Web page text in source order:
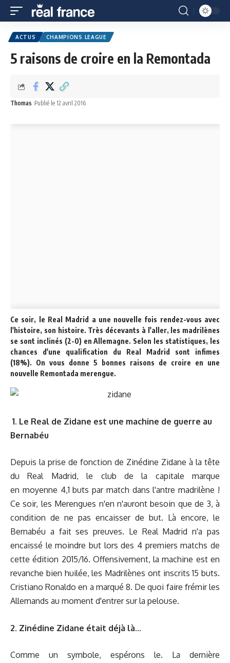
ACTUS CHAMPIONS LEAGUE
5 raisons de croire en la Remontada
Thomas Publié le 12 avril 2016
Ce soir, le Real Madrid a une nouvelle fois rendez-vous avec
l'histoire, son histoire. Très décevants à l'aller, les madrilènes
se sont inclinés (2-0) en Allemagne. Selon les statistiques, les
chances d'une qualification du Real Madrid sont infimes
(18%). On vous donne 5 bonnes raisons de croire en une
nouvelle Remontada merengue.
1. Le Real de Zidane est une machine de guerre au
Bernabéu
Depuis la prise de fonction de Zinédine Zidane à la tête
du Real Madrid, le club de la capitale marque
en moyenne 4,1 buts par match dans l'antre madrilène !
Ce soir, les Merengues n'en n'auront besoin que de 3, à
condition de ne pas encaisser de but. Là encore, le
Bernabéu a fait ses preuves. Le Real Madrid n'a pas
encaissé le moindre but lors des 4 premiers matchs de
cette édition 2015/16. Offensivement, la machine est en
revanche bien huilée, les Madrilènes ont inscrits 15 buts.
Cristiano Ronaldo en a marqué 8. De quoi faire frémir les
Allemands au moment d'entrer sur la pelouse.
2. Zinédine Zidane était déjà là...
Comme un symbole, espérons le. La dernière